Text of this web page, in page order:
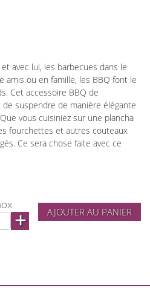
avec lui, les barbecues dans le
amis ou en famille, les BBQ font le
Cet accessoire BBQ de
suspendre de manière élégante
vous cuisiniez sur une plancha
fourchettes et autres couteaux
Ce sera chose faite avec ce
AJOUTER AU PANIER
+